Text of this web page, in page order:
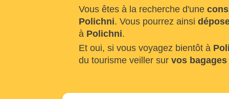
Vous êtes à la recherche d'une
Polichni. Vous pourrez ainsi
à Polichni.
Et oui, si vous voyagez bientôt à
du tourisme veiller sur vos bagages